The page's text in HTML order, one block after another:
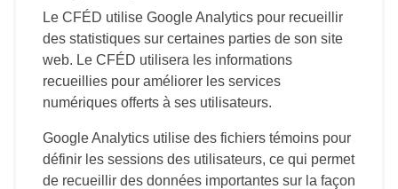
Le CFÉD utilise Google Analytics pour recueillir
des statistiques sur certaines parties de son site
web. Le CFÉD utilisera les informations
recueillies pour améliorer les services
numériques offerts à ses utilisateurs.
Google Analytics utilise des fichiers témoins pour
définir les sessions des utilisateurs, ce qui permet
de recueillir des données importantes sur la façon